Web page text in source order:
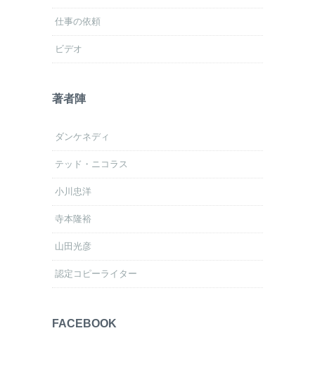
仕事の依頼
ビデオ
著者陣
ダンケネディ
テッド・ニコラス
小川忠洋
寺本隆裕
山田光彦
認定コピーライター
FACEBOOK